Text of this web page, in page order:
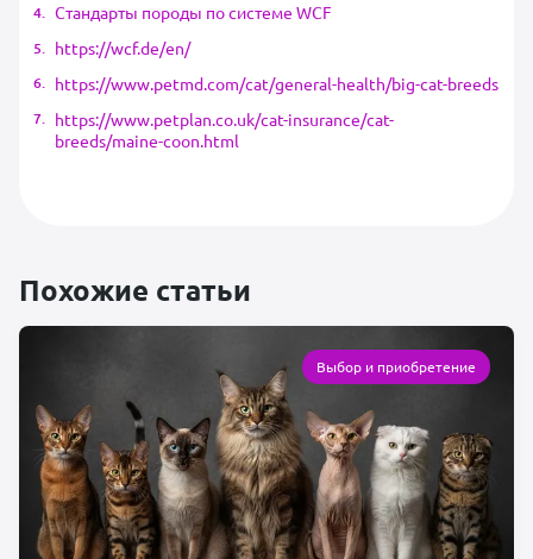
Стандарты породы по системе WCF
https://wcf.de/en/
https://www.petmd.com/cat/general-health/big-cat-breeds
https://www.petplan.co.uk/cat-insurance/cat-
breeds/maine-coon.html
Похожие статьи
Выбор и приобретение